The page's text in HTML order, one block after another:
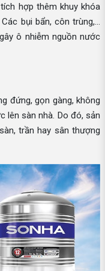
hợp thêm khuy khóa
bụi bẩn, côn trùng,...
ô nhiễm nguồn nước
đứng, gọn gàng, không
lên sàn nhà. Do đó, sản
trần hay sân thượng